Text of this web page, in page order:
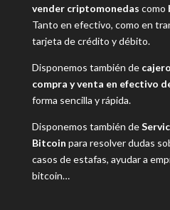
vender criptomonedas como
Tanto en efectivo, como en
tarjeta de crédito y débito.
Disponemos también de
compra y venta en efectivo
forma sencilla y rápida.
Disponemos también de
Bitcoin para resolver dudas
casos de estafas, ayudar a
bitcoin…